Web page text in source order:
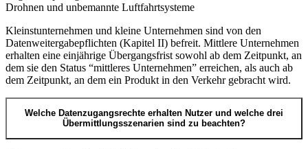
Drohnen und unbemannte Luftfahrtsysteme
Kleinstunternehmen und kleine Unternehmen sind von den
Datenweitergabepflichten (Kapitel II) befreit. Mittlere Unternehmen
erhalten eine einjährige Übergangsfrist sowohl ab dem Zeitpunkt, an
dem sie den Status “mittleres Unternehmen” erreichen, als auch ab
dem Zeitpunkt, an dem ein Produkt in den Verkehr gebracht wird.
Welche Datenzugangsrechte erhalten Nutzer und welche drei
Übermittlungsszenarien sind zu beachten?